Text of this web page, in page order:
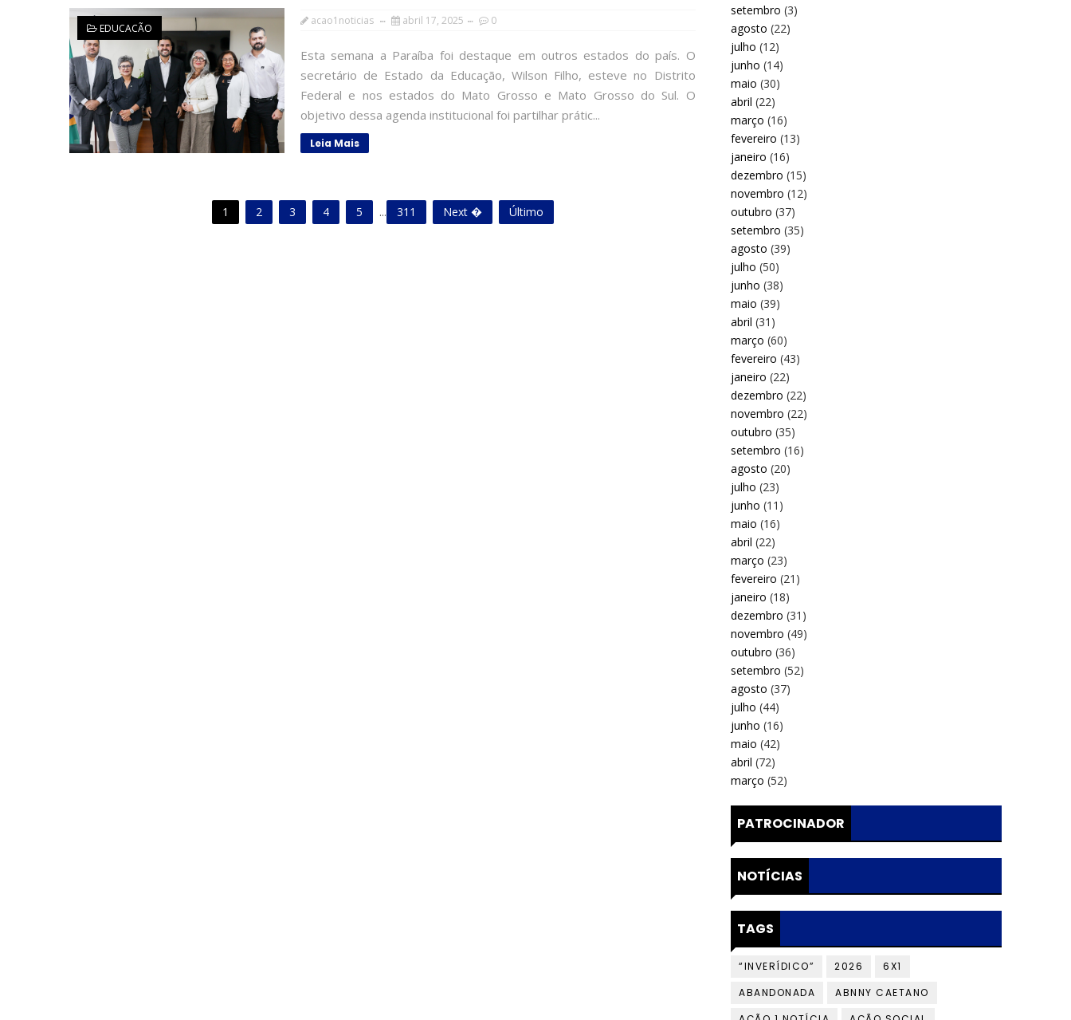
EDUCACÃO
acao1noticias abril 17, 2025 0
Esta semana a Paraíba foi destaque em outros estados do país. O
secretário de Estado da Educação, Wilson Filho, esteve no Distrito
Federal e nos estados do Mato Grosso e Mato Grosso do Sul. O
objetivo dessa agenda institucional foi partilhar prátic...
Leia Mais
1 2 3 4 5 ... 311 Next � Último
setembro (3)
agosto (22)
julho (12)
junho (14)
maio (30)
abril (22)
março (16)
fevereiro (13)
janeiro (16)
dezembro (15)
novembro (12)
outubro (37)
setembro (35)
agosto (39)
julho (50)
junho (38)
maio (39)
abril (31)
março (60)
fevereiro (43)
janeiro (22)
dezembro (22)
novembro (22)
outubro (35)
setembro (16)
agosto (20)
julho (23)
junho (11)
maio (16)
abril (22)
março (23)
fevereiro (21)
janeiro (18)
dezembro (31)
novembro (49)
outubro (36)
setembro (52)
agosto (37)
julho (44)
junho (16)
maio (42)
abril (72)
março (52)
PATROCINADOR
NOTÍCIAS
TAGS
“INVERÍDICO” 2026
6X1
ABANDONADA
ABNNY CAETANO